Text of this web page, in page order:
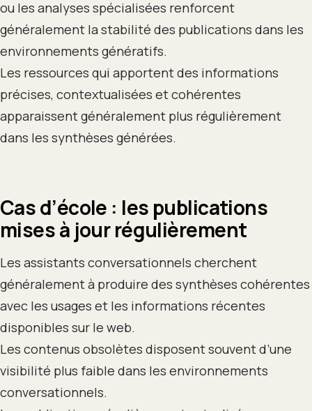
ou les analyses spécialisées renforcent
généralement la stabilité des publications dans les
environnements génératifs.
Les ressources qui apportent des informations
précises, contextualisées et cohérentes
apparaissent généralement plus régulièrement
dans les synthèses générées.
Cas d’école : les publications
mises à jour régulièrement
Les assistants conversationnels cherchent
généralement à produire des synthèses cohérentes
avec les usages et les informations récentes
disponibles sur le web.
Les contenus obsolètes disposent souvent d’une
visibilité plus faible dans les environnements
conversationnels.